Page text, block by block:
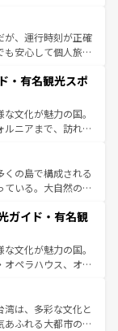
新着の
てほしい。
雅なアフタヌーン
国パブ、サッカー観
富。イギリスを旅
が、運行時刻が正確
安心して個人旅行
ではのユニークな
町歩きも満喫する
価も高いが、旅行
、うまく活用すれ
・有名観光スポ
文化が魅力の国。
ニアまで、訪れる
グ、エンターテイ
。一方、アメリカ
ャニオンやイエロー
が融合した独特の
で異なる魅力を楽
感じることができ
の旅も、アメリカ
の島で構成される
いる。大自然の神
地といえばオアフ
島やカウアイ島が
をはじめ、豊かな
ピリット」と呼ば
アンミュージッ
ハワイの魅力を彩
動が待っているハ
ガイド・有名観
文化が魅力の国。
ペラハウス、オー
ル（エアーズロッ
ンズの熱帯雨林な
やワイン、オージ
は、多彩な文化と
ふれる大都市の台